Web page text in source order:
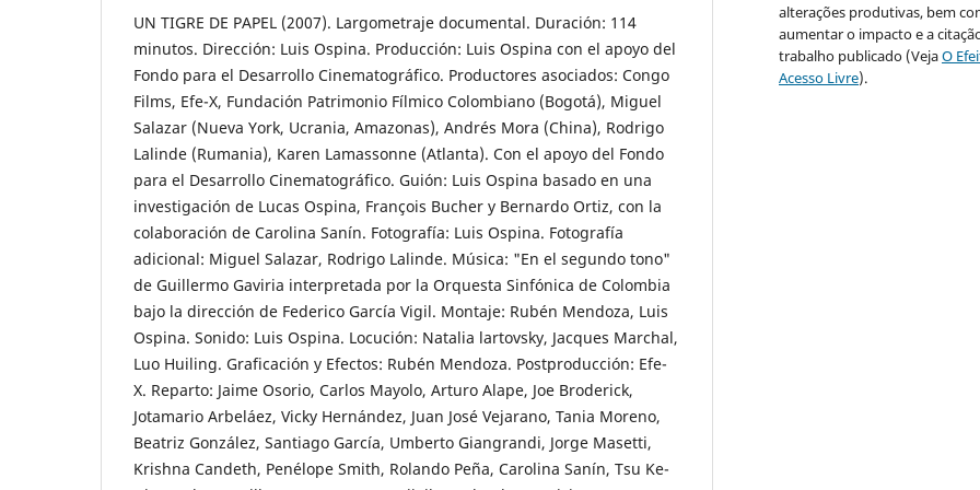
UN TIGRE DE PAPEL (2007). Largometraje documental. Duración: 114
minutos. Dirección: Luis Ospina. Producción: Luis Ospina con el apoyo del
Fondo para el Desarrollo Cinematográfico. Productores asociados: Congo
Films, Efe-X, Fundación Patrimonio Fílmico Colombiano (Bogotá), Miguel
Salazar (Nueva York, Ucrania, Amazonas), Andrés Mora (China), Rodrigo
Lalinde (Rumania), Karen Lamassonne (Atlanta). Con el apoyo del Fondo
para el Desarrollo Cinematográfico. Guión: Luis Ospina basado en una
investigación de Lucas Ospina, François Bucher y Bernardo Ortiz, con la
colaboración de Carolina Sanín. Fotografía: Luis Ospina. Fotografía
adicional: Miguel Salazar, Rodrigo Lalinde. Música: "En el segundo tono"
de Guillermo Gaviria interpretada por la Orquesta Sinfónica de Colombia
bajo la dirección de Federico García Vigil. Montaje: Rubén Mendoza, Luis
Ospina. Sonido: Luis Ospina. Locución: Natalia lartovsky, Jacques Marchal,
Luo Huiling. Graficación y Efectos: Rubén Mendoza. Postproducción: Efe-
X. Reparto: Jaime Osorio, Carlos Mayolo, Arturo Alape, Joe Broderick,
Jotamario Arbeláez, Vicky Hernández, Juan José Vejarano, Tania Moreno,
Beatriz González, Santiago García, Umberto Giangrandi, Jorge Masetti,
Krishna Candeth, Penélope Smith, Rolando Peña, Carolina Sanín, Tsu Ke-
alterações produtivas, bem
aumentar o impacto e a
trabalho publicado (VejaO
Acesso Livre).